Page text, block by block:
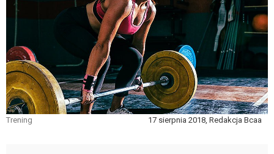
Trening 17 sierpnia 2018, Redakcja Bcaa